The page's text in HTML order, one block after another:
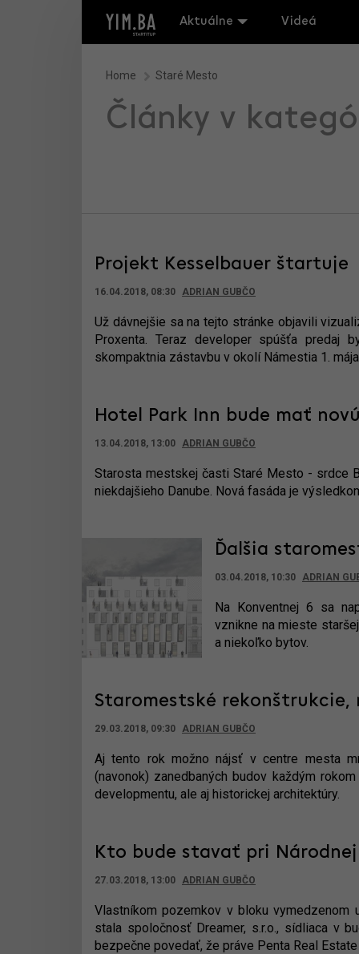
Aktuálne Videá
Home Staré Mesto
Články v
Projekt Kesselbauer štartuje
16.04.2018, 08:30 ADRIAN GUBČO
Už dávnejšie sa na tejto stránke objavili
Proxenta. Teraz developer spúšťa predaj
skompaktnia zástavbu v okolí Námestia 1.
Hotel Park Inn bude mať
13.04.2018, 13:00 ADRIAN GUBČO
Starosta mestskej časti Staré Mesto - srdce
niekdajšieho Danube. Nová fasáda je
Ďalšia
03.04.2018, 10:30 ADRIAN
Na Konventnej 6 sa
vznikne na mieste
a niekoľko bytov.
Staromestské rekonštrukcie,
29.03.2018, 09:30 ADRIAN GUBČO
Aj tento rok možno nájsť v centre mesta
(navonok) zanedbaných budov každým
developmentu, ale aj historickej architektúry.
Kto bude stavať pri Národnej
27.03.2018, 13:00 ADRIAN GUBČO
Vlastníkom pozemkov v bloku vymedzenom
stala spoločnosť Dreamer, s.r.o., sídliaca v
bezpečne povedať, že práve Penta Real